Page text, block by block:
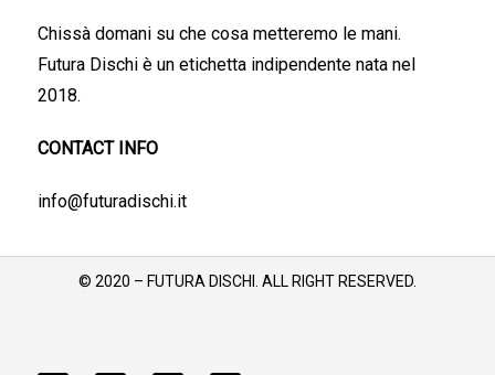
Chissà domani su che cosa metteremo le mani.
Futura Dischi è un etichetta indipendente nata nel
2018.
CONTACT INFO
info@futuradischi.it
© 2020 – FUTURA DISCHI. ALL RIGHT RESERVED.